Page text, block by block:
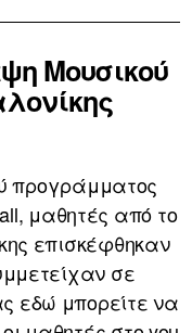
Μουσικού
προγράμματος
μαθητές από το
επισκέφθηκαν
σε
εδώ μπορείτε να